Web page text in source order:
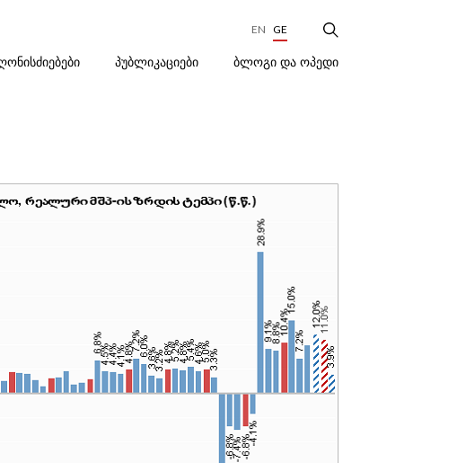
EN GE
ᲞᲣᲑᲚᲘᲙᲐᲪᲘᲔᲑᲘ ᲑᲚᲝᲒᲘ ᲓᲐ ᲝᲞᲔᲓᲘ